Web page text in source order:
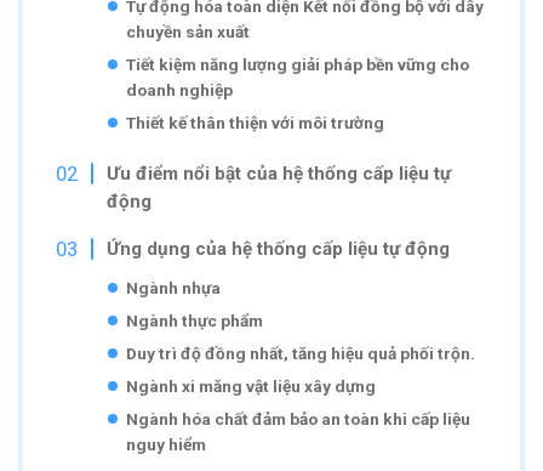
Tự động hóa toàn diện Kết nối đồng bộ với dây
chuyền sản xuất
Tiết kiệm năng lượng giải pháp bền vững cho
doanh nghiệp
Thiết kế thân thiện với môi trường
Ưu điểm nổi bật của hệ thống cấp liệu tự
động
Ứng dụng của hệ thống cấp liệu tự động
Ngành nhựa
Ngành thực phẩm
Duy trì độ đồng nhất, tăng hiệu quả phối trộn.
Ngành xi măng vật liệu xây dựng
Ngành hóa chất đảm bảo an toàn khi cấp liệu
nguy hiểm